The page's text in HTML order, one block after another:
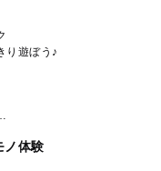
り遊ぼう♪
ノ体験